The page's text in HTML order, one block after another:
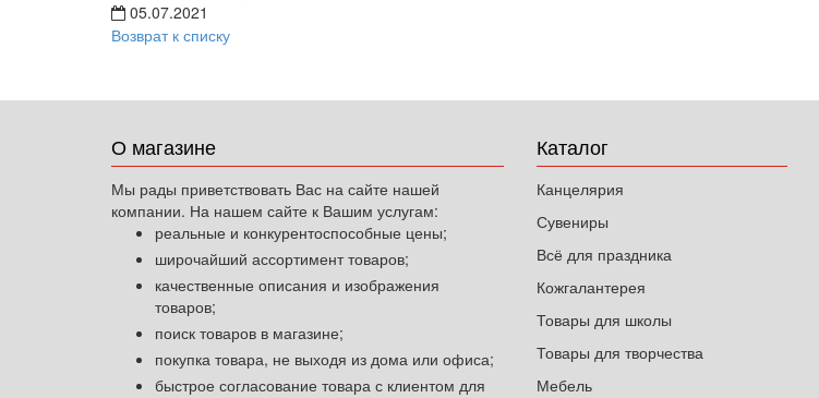
05.07.2021
Возврат к списку
О магазине
Мы рады приветствовать Вас на сайте нашей
компании. На нашем сайте к Вашим услугам:
реальные и конкурентоспособные цены;
широчайший ассортимент товаров;
качественные описания и изображения
товаров;
поиск товаров в магазине;
покупка товара, не выходя из дома или офиса;
быстрое согласование товара с клиентом для
Каталог
Канцелярия
Сувениры
Всё для праздника
Кожгалантерея
Товары для школы
Товары для творчества
Мебель